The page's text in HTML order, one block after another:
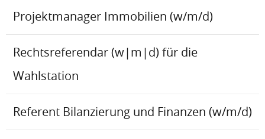
Projektmanager Immobilien (w/m/d)
Rechtsreferendar (w|m|d) für die
Wahlstation
Referent Bilanzierung und Finanzen (w/m/d)